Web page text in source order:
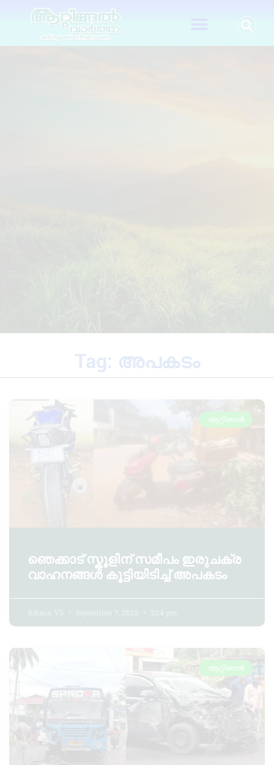
Tag: അപകടം
ആറ്റിങ്ങൽ
ഞെക്കാട് സ്കൂളിന് സമീപം ഇരുചക്ര
വാഹനങ്ങൾ കൂട്ടിയിടിച്ച് അപകടം
Admin YS September 7, 2025 3:24 pm
ആറ്റിങ്ങൽ